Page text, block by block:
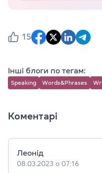
15
Інші блоги по тегам:
Speaking Words&Phrases
Коментарі
Леонід
08.03.2023 о 07:16